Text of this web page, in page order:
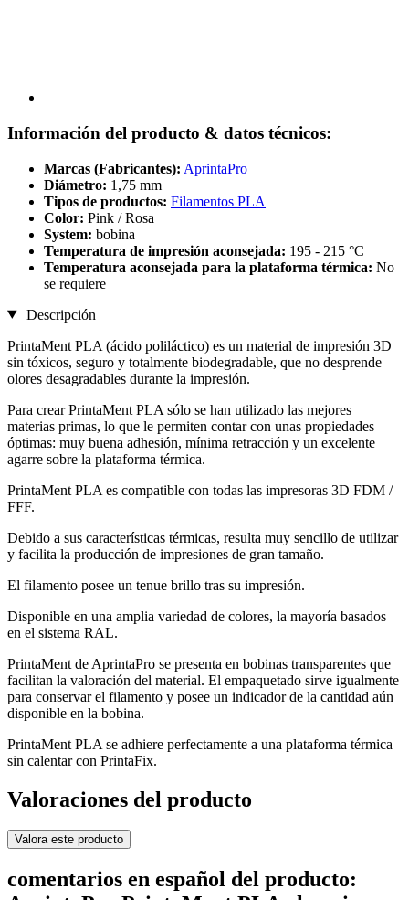
Información del producto & datos técnicos:
Marcas (Fabricantes): AprintaPro
Diámetro: 1,75 mm
Tipos de productos: Filamentos PLA
Color: Pink / Rosa
System: bobina
Temperatura de impresión aconsejada: 195 - 215 °C
Temperatura aconsejada para la plataforma térmica: No
se requiere
Descripción
PrintaMent PLA (ácido poliláctico) es un material de impresión 3D
sin tóxicos, seguro y totalmente biodegradable, que no desprende
olores desagradables durante la impresión.
Para crear PrintaMent PLA sólo se han utilizado las mejores
materias primas, lo que le permiten contar con unas propiedades
óptimas: muy buena adhesión, mínima retracción y un excelente
agarre sobre la plataforma térmica.
PrintaMent PLA es compatible con todas las impresoras 3D FDM /
FFF.
Debido a sus características térmicas, resulta muy sencillo de utilizar
y facilita la producción de impresiones de gran tamaño.
El filamento posee un tenue brillo tras su impresión.
Disponible en una amplia variedad de colores, la mayoría basados
en el sistema RAL.
PrintaMent de AprintaPro se presenta en bobinas transparentes que
facilitan la valoración del material. El empaquetado sirve igualmente
para conservar el filamento y posee un indicador de la cantidad aún
disponible en la bobina.
PrintaMent PLA se adhiere perfectamente a una plataforma térmica
sin calentar con PrintaFix.
Valoraciones del producto
Valora este producto
comentarios en español del producto: